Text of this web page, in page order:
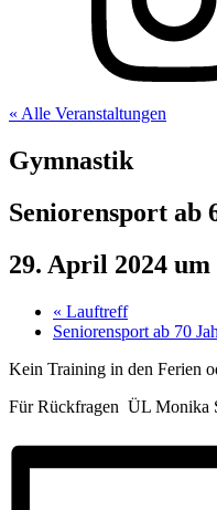
« Alle Veranstaltungen
Gymnastik
Seniorensport ab
29. April 2024 um
« Lauftreff
Seniorensport ab 70
Kein Training in den Ferien
Für Rückfragen ÜL Monika